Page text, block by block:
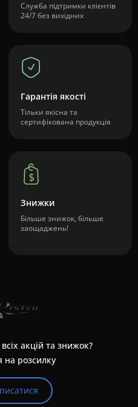
Служба підтримки клієнтів
24/7 без вихідних
Гарантія якості
Тільки якісна та
сертифікована продукція
Знижки
Більше знижок, більше
заощаджень!
акцій та знижок?
на розсилку